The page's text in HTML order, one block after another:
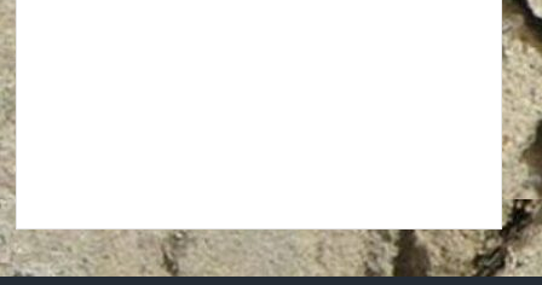
Carreteras Oaxaca-Costa y Oaxaca-Istmo
Carreteras Oaxaca-Costa y Oaxaca-Istmo
Corredor transversal Manzanillo-Tampico